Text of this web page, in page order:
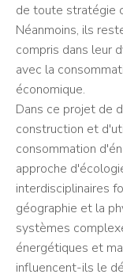
de toute stratégie
Néanmoins, ils
compris dans leur
avec la
économique.
Dans ce projet de
construction et
consommation
approche
interdisciplinaires
géographie et la
systèmes
énergétiques et
influencent-ils le